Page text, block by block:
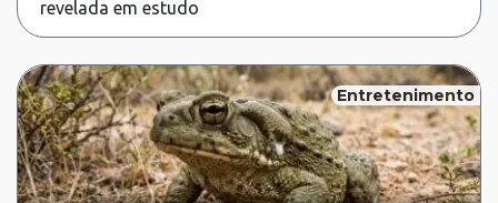
revelada em estudo
Entretenimento